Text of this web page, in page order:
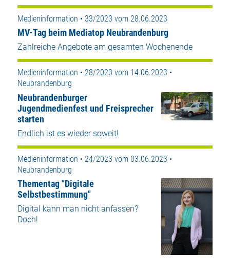
Medieninformation • 33/2023 vom 28.06.2023
MV-Tag beim Mediatop Neubrandenburg
Zahlreiche Angebote am gesamten Wochenende
Medieninformation • 28/2023 vom 14.06.2023 •
Neubrandenburg
Neubrandenburger
Jugendmedienfest und Freisprecher
starten
Endlich ist es wieder soweit!
Medieninformation • 24/2023 vom 03.06.2023 •
Neubrandenburg
Thementag "Digitale
Selbstbestimmung"
Digital kann man nicht anfassen?
Doch!